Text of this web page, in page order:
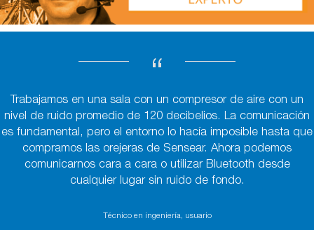
“
Trabajamos en una sala con un compresor de aire con un
nivel de ruido promedio de 120 decibelios. La comunicación
es fundamental, pero el entorno lo hacía imposible hasta que
compramos las orejeras de Sensear. Ahora podemos
comunicarnos cara a cara o utilizar Bluetooth desde
cualquier lugar sin ruido de fondo.
Técnico en ingeniería, usuario